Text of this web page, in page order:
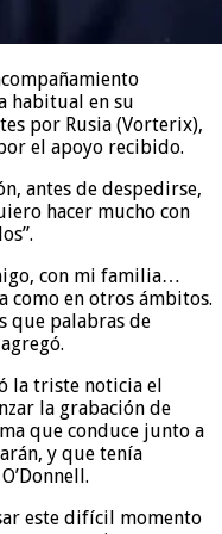
habitual en su
por Rusia (Vorterix),
el apoyo recibido.
antes de despedirse,
hacer mucho con
con mi familia…
como en otros ámbitos.
que palabras de
la triste noticia el
la grabación de
que conduce junto a
y que tenía
este difícil momento